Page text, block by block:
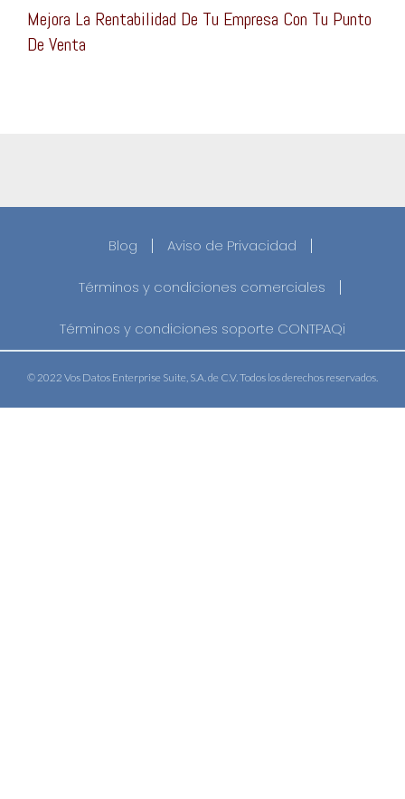
Mejora La Rentabilidad De Tu Empresa Con Tu Punto
De Venta
Blog Aviso de Privacidad
Términos y condiciones comerciales
Términos y condiciones soporte CONTPAQi
© 2022 Vos Datos Enterprise Suite, S.A. de C.V. Todos los derechos reservados.